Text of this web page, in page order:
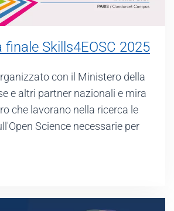
finale Skills4EOSC 2025
con il Ministero della
e altri partner nazionali e mira
che lavorano nella ricerca le
Science necessarie per